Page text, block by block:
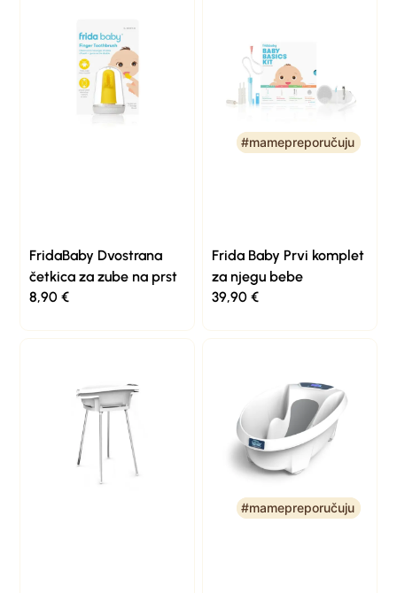
FridaBaby Dvostrana
četkica za zube na prst
8,90€
#mamepreporučuju
#mamepreporučuju
Frida Baby Prvi komplet
za njegu bebe
39,90 €
#mamepreporučuju
#mamepreporučuju